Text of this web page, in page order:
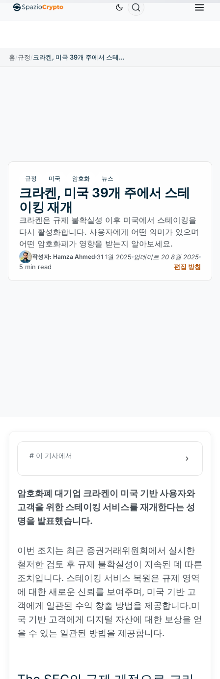
EthereumETHUS$1,880.58 Tether USDT BNB
홈/규정/ 크라켄, 미국 39개 주에서 스테이킹 재개
규정 미국 암호화 뉴스
크라켄, 미국 39개 주에서 스테
이킹 재개
크라켄은 규제 불확실성 이후 미국에서 스테이킹을
다시 활성화합니다. 사용자에게 어떤 의미가 있으며
어떤 암호화폐가 영향을 받는지 알아보세요.
작성자: Hamza Ahmed 31 1월 2025 업데이트 20 8월 2025
5 min read
편집 방침
# 이 기사에서
암호화폐 대기업 크라켄이 미국 기반 사용자와
고객을 위한 스테이킹 서비스를 재개한다는 성
명을 발표했습니다.
이번 조치는 최근 증권거래위원회에서 실시한
철저한 검토 후 규제 불확실성이 지속된 데 따른
조치입니다. 스테이킹 서비스 복원은 규제 영역
에 대한 새로운 신뢰를 보여주며, 미국 기반 고
객에게 일관된 수익 창출 방법을 제공합니다.미
국 기반 고객에게 디지털 자산에 대한 보상을 얻
을 수 있는 일관된 방법을 제공합니다.